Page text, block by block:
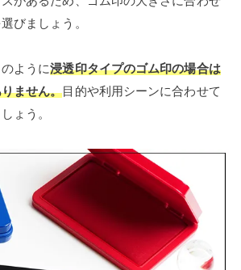
びましょう。
ように浸透印タイプのゴム印の場合は
ません。 目的や利用シーンに合わせて
ょう。